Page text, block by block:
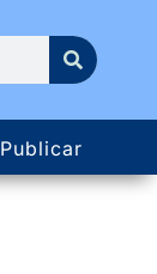
Publicar